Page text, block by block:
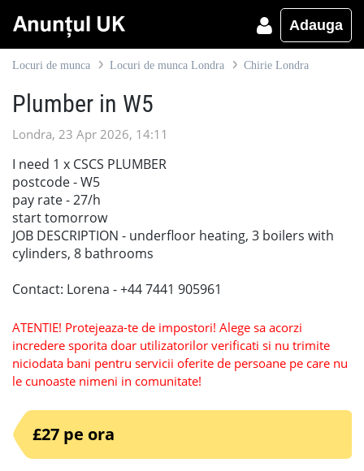
Adauga
Locuri de munca Locuri de munca Londra Chirie Londra
Plumber in W5
Londra, 23 Apr 2026, 14:11
I need 1 x CSCS PLUMBER
postcode - W5
pay rate - 27/h
start tomorrow
JOB DESCRIPTION - underfloor heating, 3 boilers with
cylinders, 8 bathrooms
Contact: Lorena - +44 7441 905961
ATENTIE! Protejeaza-te de impostori! Alege sa acorzi
incredere sporita doar utilizatorilor verificati si nu trimite
niciodata bani pentru servicii oferite de persoane pe care nu
le cunoaste nimeni in comunitate!
£27 pe ora